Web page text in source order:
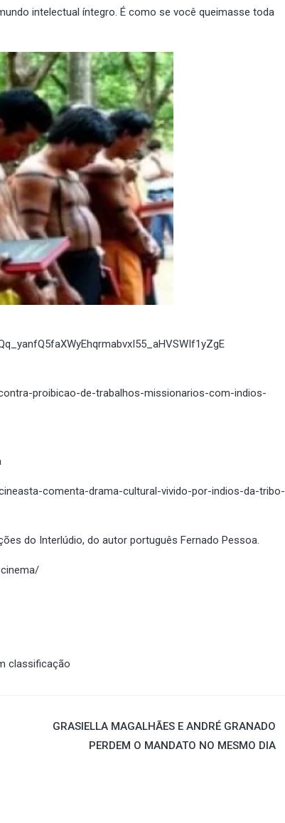
intelectual íntegro. É como se você queimasse toda
proibicao-de-trabalhos-missionarios-com-indios-
comenta-drama-cultural-vivido-por-indios-da-tribo-
do Interlúdio, do autor português Fernado Pessoa.
classificação
GRASIELLA MAGALHÃES E ANDRÉ GRANADO
PERDEM O MANDATO NO MESMO DIA